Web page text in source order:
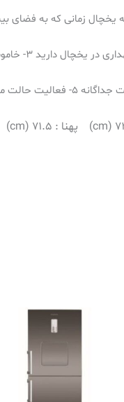
سفر و کارکرد فریزر به صورت جداگانه 4- غیر فعال
همزمان اما مستقل
(cm) پهنا : 71.5
(cm)